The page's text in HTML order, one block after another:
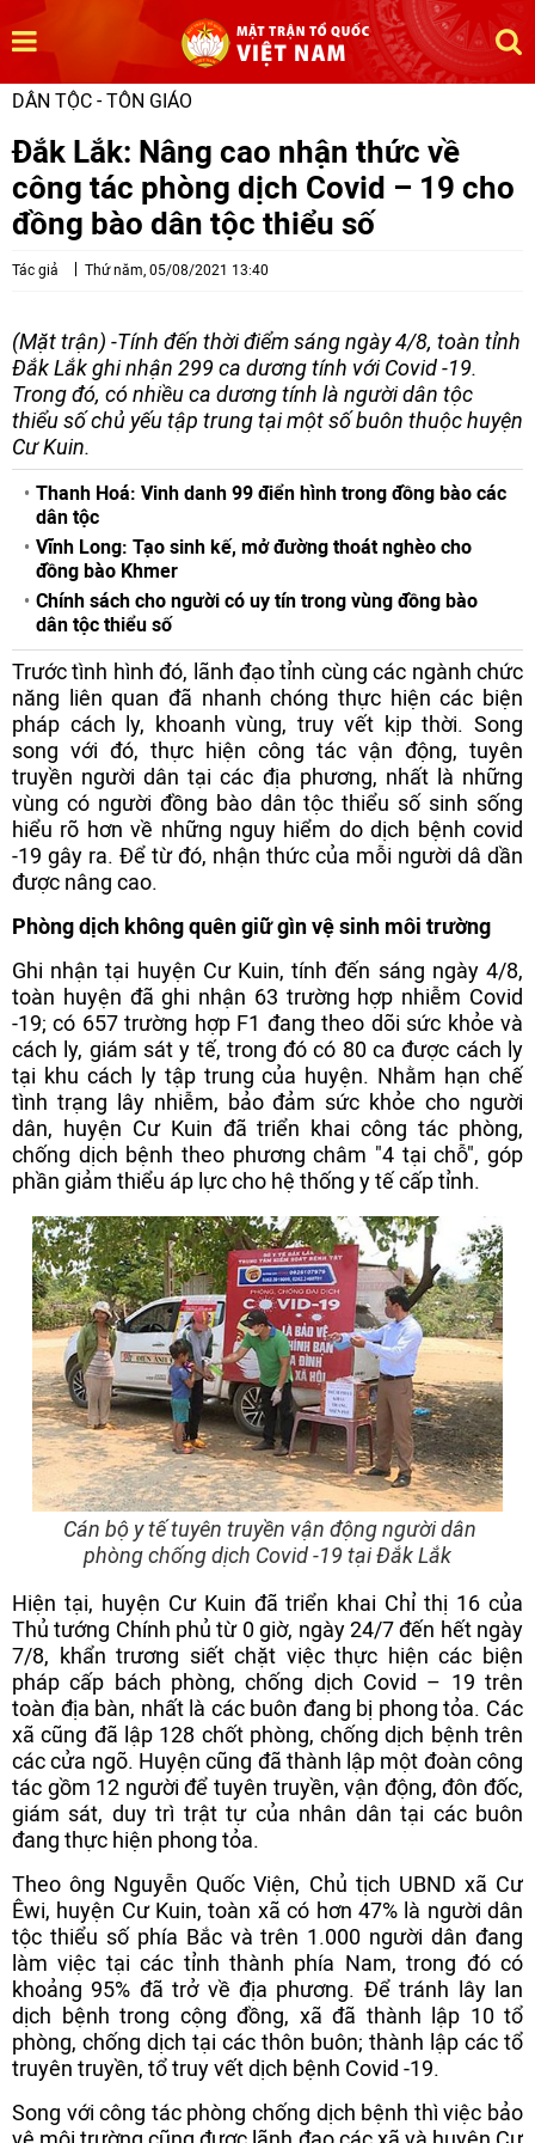
DÂN TỘC - TÔN GIÁO
Đắk Lắk: Nâng cao nhận thức về
công tác phòng dịch Covid – 19 cho
đồng bào dân tộc thiểu số
Tác giả Thứ năm, 05/08/2021 13:40
(Mặt trận) -Tính đến thời điểm sáng ngày 4/8, toàn tỉnh
Đắk Lắk ghi nhận 299 ca dương tính với Covid -19.
Trong đó, có nhiều ca dương tính là người dân tộc
thiểu số chủ yếu tập trung tại một số buôn thuộc huyện
Cư Kuin.
Thanh Hoá: Vinh danh 99 điển hình trong đồng bào các
dân tộc
Vĩnh Long: Tạo sinh kế, mở đường thoát nghèo cho
đồng bào Khmer
Chính sách cho người có uy tín trong vùng đồng bào
dân tộc thiểu số
Trước tình hình đó, lãnh đạo tỉnh cùng các ngành chức
năng liên quan đã nhanh chóng thực hiện các biện
pháp cách ly, khoanh vùng, truy vết kịp thời. Song
song với đó, thực hiện công tác vận động, tuyên
truyền người dân tại các địa phương, nhất là những
vùng có người đồng bào dân tộc thiểu số sinh sống
hiểu rõ hơn về những nguy hiểm do dịch bệnh covid
-19 gây ra. Để từ đó, nhận thức của mỗi người dâ dần
được nâng cao.
Phòng dịch không quên giữ gìn vệ sinh môi trường
Ghi nhận tại huyện Cư Kuin, tính đến sáng ngày 4/8,
toàn huyện đã ghi nhận 63 trường hợp nhiễm Covid
-19; có 657 trường hợp F1 đang theo dõi sức khỏe và
cách ly, giám sát y tế, trong đó có 80 ca được cách ly
tại khu cách ly tập trung của huyện. Nhằm hạn chế
tình trạng lây nhiễm, bảo đảm sức khỏe cho người
dân, huyện Cư Kuin đã triển khai công tác phòng,
chống dịch bệnh theo phương châm "4 tại chỗ", góp
phần giảm thiểu áp lực cho hệ thống y tế cấp tỉnh.
Cán bộ y tế tuyên truyền vận động người dân
phòng chống dịch Covid -19 tại Đắk Lắk
Hiện tại, huyện Cư Kuin đã triển khai Chỉ thị 16 của
Thủ tướng Chính phủ từ 0 giờ, ngày 24/7 đến hết ngày
7/8, khẩn trương siết chặt việc thực hiện các biện
pháp cấp bách phòng, chống dịch Covid – 19 trên
toàn địa bàn, nhất là các buôn đang bị phong tỏa. Các
xã cũng đã lập 128 chốt phòng, chống dịch bệnh trên
các cửa ngõ. Huyện cũng đã thành lập một đoàn công
tác gồm 12 người để tuyên truyền, vận động, đôn đốc,
giám sát, duy trì trật tự của nhân dân tại các buôn
đang thực hiện phong tỏa.
Theo ông Nguyễn Quốc Viện, Chủ tịch UBND xã Cư
Êwi, huyện Cư Kuin, toàn xã có hơn 47% là người dân
tộc thiểu số phía Bắc và trên 1.000 người dân đang
làm việc tại các tỉnh thành phía Nam, trong đó có
khoảng 95% đã trở về địa phương. Để tránh lây lan
dịch bệnh trong cộng đồng, xã đã thành lập 10 tổ
phòng, chống dịch tại các thôn buôn; thành lập các tổ
truyên truyền, tổ truy vết dịch bệnh Covid -19.
Song với công tác phòng chống dịch bệnh thì việc bảo